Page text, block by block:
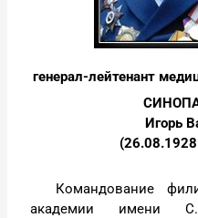
генерал-лейтенант
Игорь
Командование
академии имени